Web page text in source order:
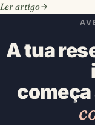
Ler artigo
A tua